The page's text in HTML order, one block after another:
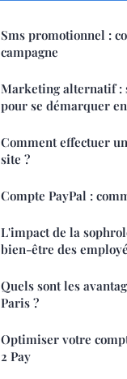
Sms promotionnel :
campagne
Marketing alternatif :
pour se démarquer
Comment effectuer
site ?
Compte PayPal :
L'impact de la
bien-être des
Quels sont les
Paris ?
Optimiser votre
2 Pay